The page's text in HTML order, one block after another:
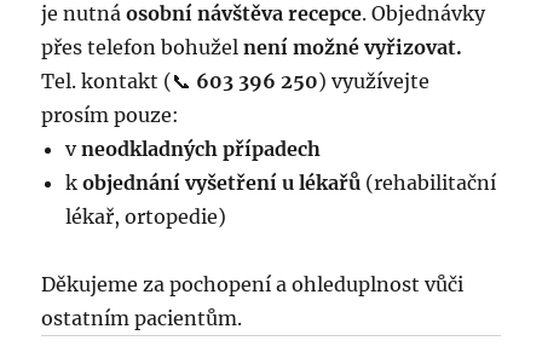
je nutnáosobní návštěva recepce. Objednávky
přes telefon bohuželnení možné vyřizovat.
Tel. kontakt (📞 603 396 250) využívejte
prosím pouze:
vneodkladných případech
kobjednání vyšetření u lékařů (rehabilitační
lékař, ortopedie)
Děkujeme za pochopení a ohleduplnost vůči
ostatním pacientům.